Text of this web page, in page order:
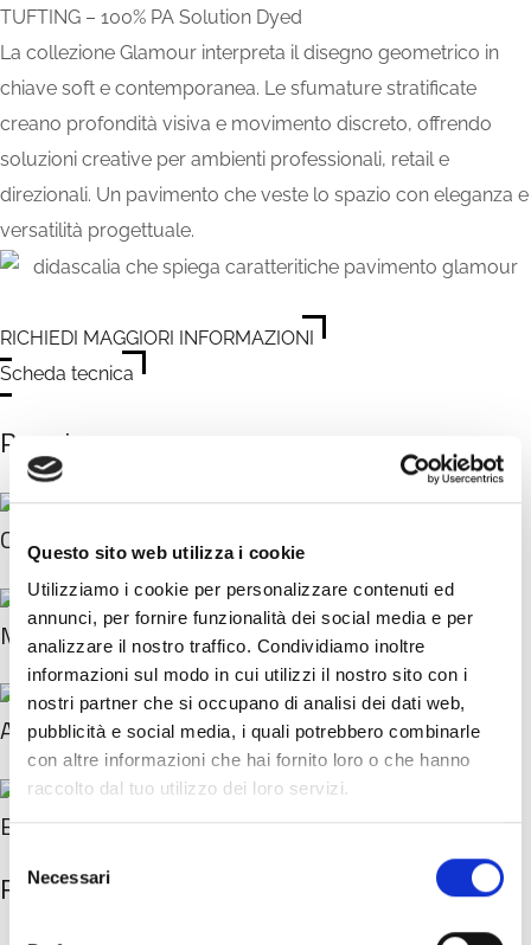
Questo sito web utilizza i cookie
Utilizziamo i cookie per personalizzare contenuti ed
annunci, per fornire funzionalità dei social media e per
analizzare il nostro traffico. Condividiamo inoltre
informazioni sul modo in cui utilizzi il nostro sito con i
nostri partner che si occupano di analisi dei dati web,
pubblicità e social media, i quali potrebbero combinarle
con altre informazioni che hai fornito loro o che hanno
raccolto dal tuo utilizzo dei loro servizi.
e
Necessari
TUFTING – 100% PA Solution Dyed
La collezione Glamour interpreta il disegno geometrico in
chiave soft e contemporanea. Le sfumature stratificate
creano profondità visiva e movimento discreto, offrendo
soluzioni creative per ambienti professionali, retail e
direzionali. Un pavimento che veste lo spazio con eleganza e
versatilità progettuale.
RICHIEDI MAGGIORI INFORMAZIONI
Scheda tecnica
Posa in opera
Quarter-turned
Monolithic
Ashlar
Brick
Realizzazioni